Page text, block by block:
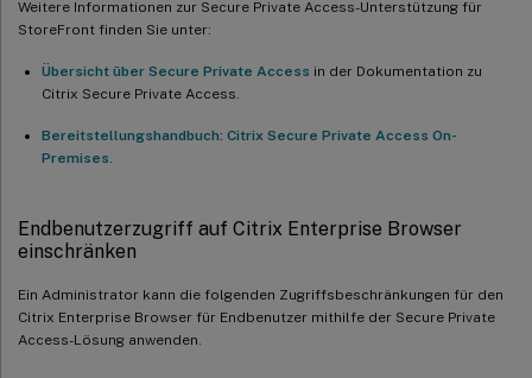
Weitere Informationen zur Secure Private Access-Unterstützung für
StoreFront finden Sie unter:
Übersicht über Secure Private Access in der Dokumentation zu
Citrix Secure Private Access.
Bereitstellungshandbuch: Citrix Secure Private Access On-
Premises
Endbenutzerzugriff auf Citrix Enterprise Browser
einschränken
Ein Administrator kann die folgenden Zugriffsbeschränkungen für den
Citrix Enterprise Browser für Endbenutzer mithilfe der Secure Private
Access-Lösung anwenden.